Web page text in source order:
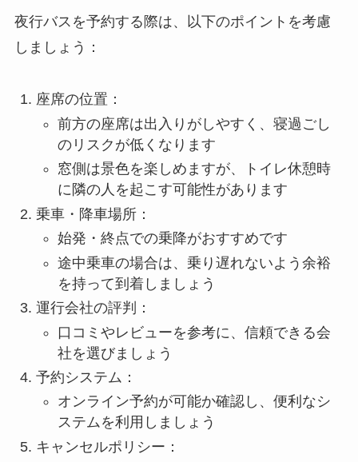
夜行バスを予約する際は、以下のポイントを考慮
しましょう：
座席の位置：
前方の座席は出入りがしやすく、寝過ごし
のリスクが低くなります
窓側は景色を楽しめますが、トイレ休憩時
に隣の人を起こす可能性があります
乗車・降車場所：
始発・終点での乗降がおすすめです
途中乗車の場合は、乗り遅れないよう余裕
を持って到着しましょう
運行会社の評判：
口コミやレビューを参考に、信頼できる会
社を選びましょう
予約システム：
オンライン予約が可能か確認し、便利なシ
ステムを利用しましょう
キャンセルポリシー：